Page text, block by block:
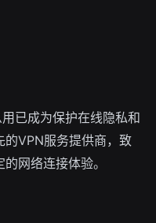
已成为保护在线隐私和
的VPN服务提供商，致
网络连接体验。